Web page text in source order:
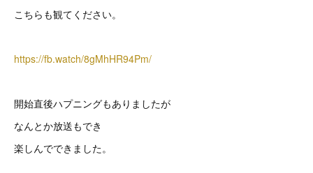
こちらも観てください。
https://fb.watch/8gMhHR94Pm/
開始直後ハプニングもありましたが
なんとか放送もでき
楽しんでできました。